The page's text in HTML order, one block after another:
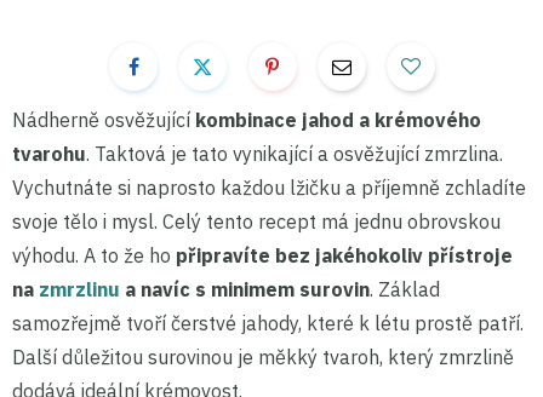
Nádherně osvěžující kombinace jahod a krémového
tvarohu. Taktová je tato vynikající a osvěžující zmrzlina.
Vychutnáte si naprosto každou lžičku a příjemně zchladíte
svoje tělo i mysl. Celý tento recept má jednu obrovskou
výhodu. A to že ho připravíte bez jakéhokoliv přístroje
na zmrzlinu a navíc s minimem surovin. Základ
samozřejmě tvoří čerstvé jahody, které k létu prostě patří.
Další důležitou surovinou je měkký tvaroh, který zmrzlině
dodává ideální krémovost.